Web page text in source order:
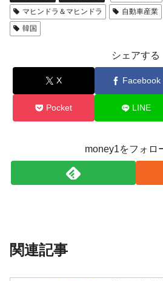
マヒンドラ＆マヒンドラ
自動車産業
韓国
シェアする
X Facebook
Pocket LINE
money1をフォロ
関連記事